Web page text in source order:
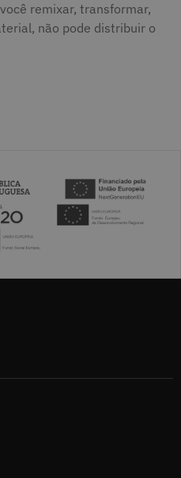
remixar, transformar,
não pode distribuir o